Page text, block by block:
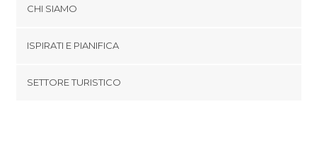
Tabarz
Bad Liebenstein
Bad Salzungen
CHI SIAMO
Termini e Condizioni
ISPIRATI E PIANIFICA
SETTORE TURISTICO